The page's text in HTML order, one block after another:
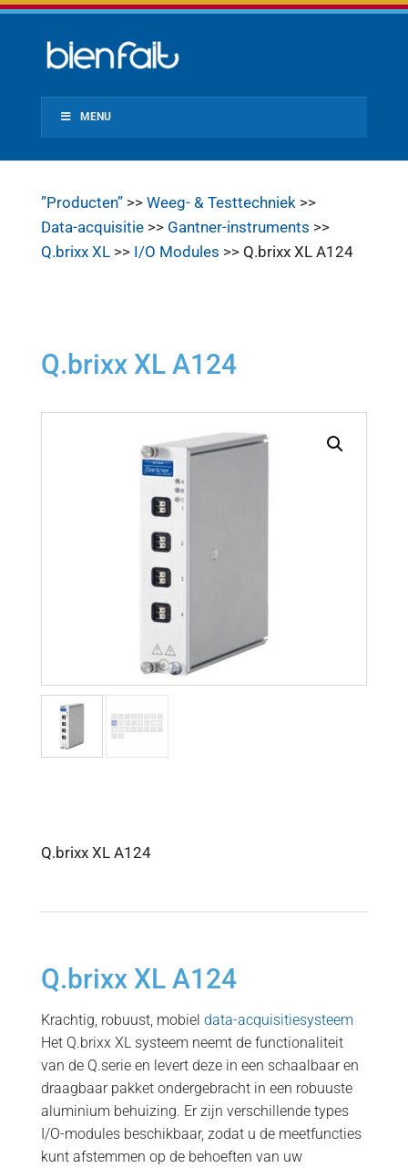
MENU
”Producten”>> Weeg- & Testtechniek>>
Data-acquisitie>> Gantner-instruments >>
Q.brixx XL>> I/O Modules >> Q.brixx XL A124
Q.brixx XL A124
Q.brixx XL A124
Q.brixx XL A124
Krachtig, robuust, mobiel data-acquisitiesysteem
Het Q.brixx XL systeem neemt de functionaliteit
van de Q.serie en levert deze in een schaalbaar en
draagbaar pakket ondergebracht in een robuuste
aluminium behuizing. Er zijn verschillende types
I/O-modules beschikbaar, zodat u de meetfuncties
kunt afstemmen op de behoeften van uw